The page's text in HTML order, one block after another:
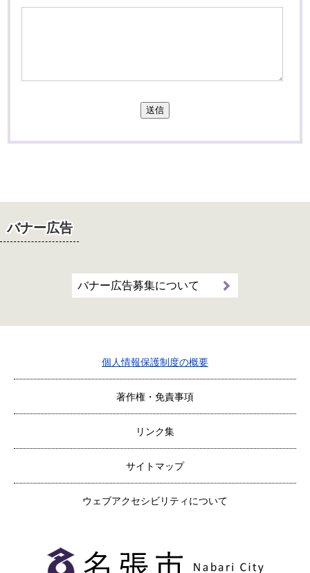
送信
バナー広告
バナー広告募集について
個人情報保護制度の概要
著作権・免責事項
リンク集
サイトマップ
ウェブアクセシビリティについて